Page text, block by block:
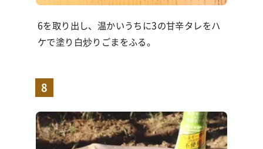
6を取り出し、温かいうちに3の甘辛タレをハ
ケで塗り白炒りごまをふる。
8